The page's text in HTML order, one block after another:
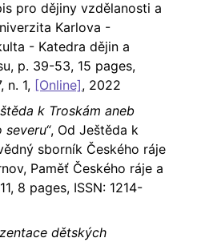
pro dějiny vzdělanosti a
Karlova -
- Katedra dějin a
p. 39-53, 15 pages,
n. 1, [Online], 2022
k Troskám aneb
severu“, Od Ještěda k
sborník Českého ráje
Paměť Českého ráje a
8 pages, ISSN: 1214-
dětských